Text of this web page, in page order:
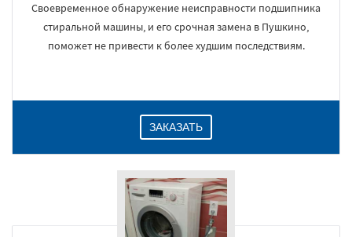
Своевременное обнаружение неисправности подшипника
стиральной машины, и его срочная замена в Пушкино,
поможет не привести к более худшим последствиям.
ЗАКАЗАТЬ